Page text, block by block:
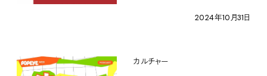
2024年10月31日
カルチャー